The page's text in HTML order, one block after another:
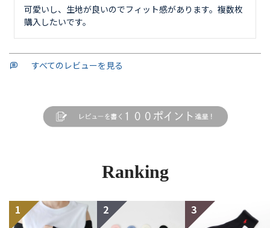
可愛いし、生地が良いのでフィット感があります。複数枚
購入したいです。
すべてのレビューを見る
Ranking